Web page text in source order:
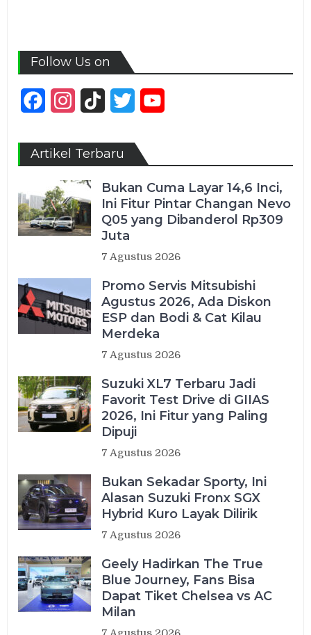
Follow Us on
FacebookInstagram
TikTok Twitter
Artikel Terbaru
Bukan Cuma Layar 14,6 Inci,
Ini Fitur Pintar Changan Nevo
Q05 yang Dibanderol Rp309
Juta
7 Agustus 2026
Promo Servis Mitsubishi
Agustus 2026, Ada Diskon
ESP dan Bodi & Cat Kilau
Merdeka
7 Agustus 2026
Suzuki XL7 Terbaru Jadi
Favorit Test Drive di GIIAS
2026, Ini Fitur yang Paling
Dipuji
7 Agustus 2026
Bukan Sekadar Sporty, Ini
Alasan Suzuki Fronx SGX
Hybrid Kuro Layak Dilirik
7 Agustus 2026
Geely Hadirkan The True
Blue Journey, Fans Bisa
Dapat Tiket Chelsea vs AC
Milan